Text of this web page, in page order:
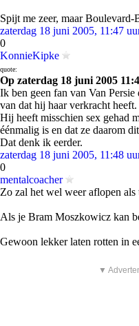
Spijt me zeer, maar Boulevard-
zaterdag 18 juni 2005, 11:47
0
KonnieKipke
quote:
Op zaterdag 18 juni 2005
Ik ben geen fan van Van
van dat hij haar verkracht heeft.
Hij heeft misschien sex gehad
éénmalig is en dat ze daarom
Dat denk ik eerder.
zaterdag 18 juni 2005, 11:48
0
mentalcoacher
Zo zal het wel weer aflopen
Als je Bram Moszkowicz kan
Gewoon lekker laten rotten in
▼